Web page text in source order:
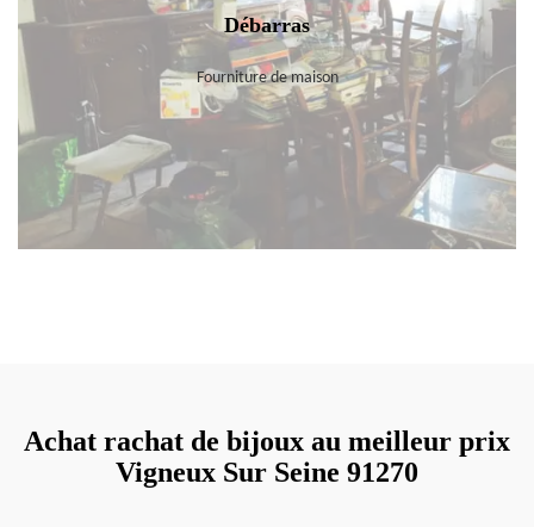
Débarras
Fourniture de maison
Achat rachat de bijoux au meilleur prix
Vigneux Sur Seine 91270